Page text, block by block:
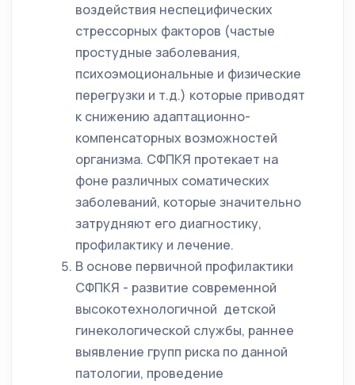
воздействия неспецифических
стрессорных факторов (частые
простудные заболевания,
психоэмоциональные и физические
перегрузки и т.д.) которые приводят
к снижению адаптационно-
компенсаторных возможностей
организма. СФПКЯ протекает на
фоне различных соматических
заболеваний, которые значительно
затрудняют его диагностику,
профилактику и лечение.
В основе первичной профилактики
СФПКЯ - развитие современной
высокотехнологичной детской
гинекологической службы, раннее
выявление групп риска по данной
патологии, проведение